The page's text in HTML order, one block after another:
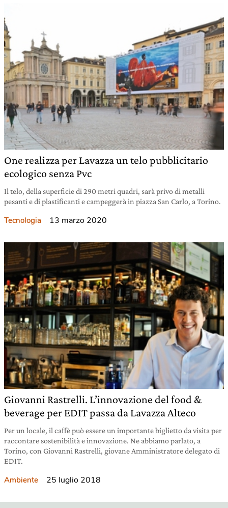
One realizza per Lavazza un telo pubblicitario
ecologico senza Pvc
Il telo, della superficie di 290 metri quadri, sarà privo di metalli
pesanti e di plastificanti e campeggerà in piazza San Carlo, a Torino.
Tecnologia 13 marzo 2020
Giovanni Rastrelli. L’innovazione del food &
beverage per EDIT passa da Lavazza Alteco
Per un locale, il caffè può essere un importante biglietto da visita per
raccontare sostenibilità e innovazione. Ne abbiamo parlato, a
Torino, con Giovanni Rastrelli, giovane Amministratore delegato di
EDIT.
Ambiente 25 luglio 2018